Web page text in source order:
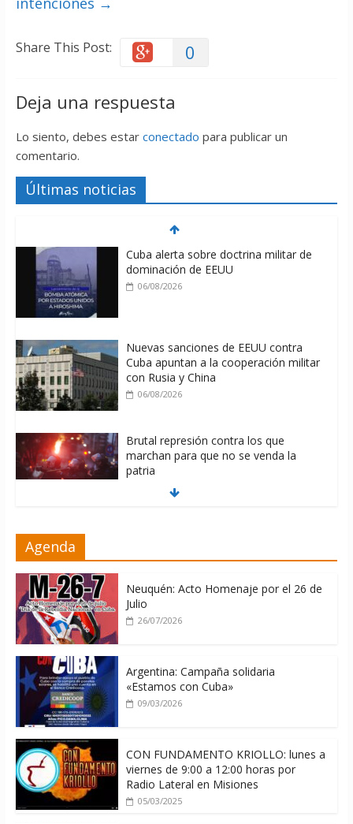
Share This Post: 0
Deja una respuesta
Lo siento, debes estar conectado para publicar un
comentario.
Últimas noticias
Cuba alerta sobre doctrina militar de
dominación de EEUU
06/08/2026
Nuevas sanciones de EEUU contra
Cuba apuntan a la cooperación militar
con Rusia y China
06/08/2026
Brutal represión contra los que
marchan para que no se venda la
patria
06/08/2026
06/08/2026
Agenda
Neuquén: Acto Homenaje por el 26 de
Julio
26/07/2026
Argentina: Campaña solidaria
«Estamos con Cuba»
09/03/2026
CON FUNDAMENTO KRIOLLO: lunes a
viernes de 9:00 a 12:00 horas por
Radio Lateral en Misiones
05/03/2025